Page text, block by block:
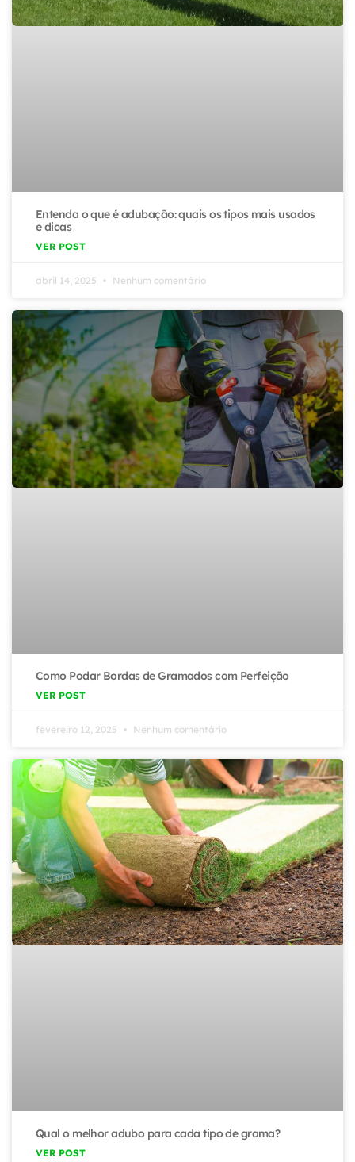
Entenda o que é adubação: quais os tipos mais usados
e dicas
VER POST
abril 14, 2025 Nenhum comentário
Como Podar Bordas de Gramados com Perfeição
VER POST
fevereiro 12, 2025 Nenhum comentário
Qual o melhor adubo para cada tipo de grama?
VER POST